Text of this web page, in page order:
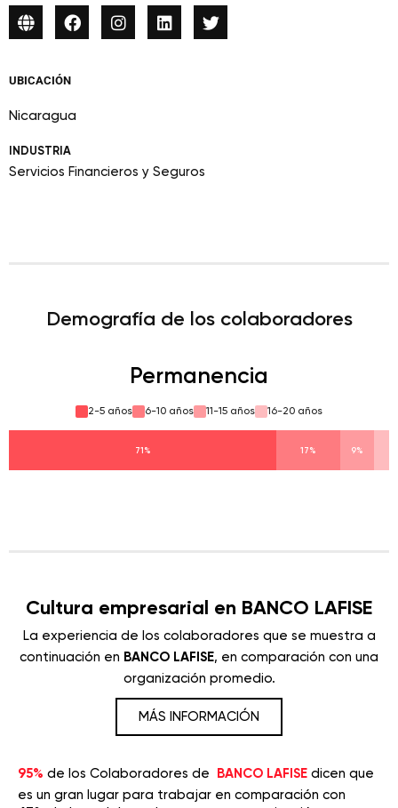
INDUSTRIA
Servicios Financieros y Seguros
UBICACIÓN
Nicaragua
Demografía de los colaboradores
Permanencia
2-5 años 6-10 años 11-15 años 16-20 años
71% 17% 9%
Cultura empresarial en BANCO LAFISE
La experiencia de los colaboradores que se muestra a
continuación en BANCO LAFISE, en comparación con una
organización promedio.
MÁS INFORMACIÓN
95% de los Colaboradores de BANCO LAFISE dicen que
es un gran lugar para trabajar en comparación con